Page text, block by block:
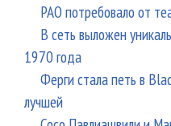
РАО потребовало от
В сеть выложен
1970 года
Ферги стала петь в
лучшей